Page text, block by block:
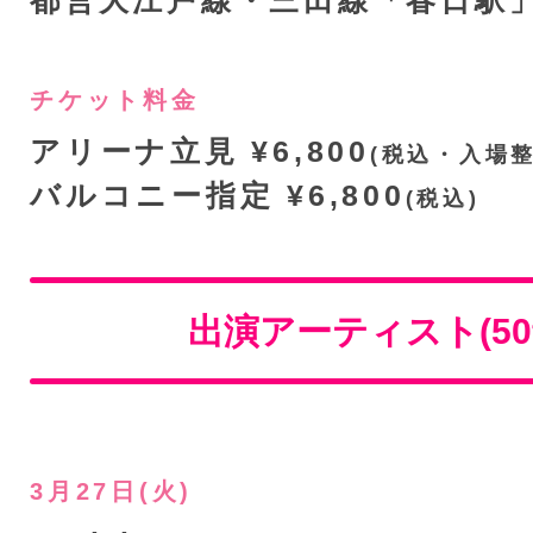
チケット料金
アリーナ立見 ¥6,800 (税込・入場
バルコニー指定 ¥6,800 (税込)
出演アーティスト
3月27日(火)